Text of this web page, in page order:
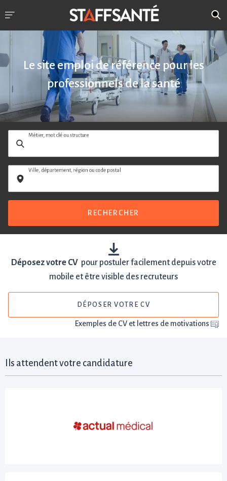
Le site emploi de référence pour les
professionnels de la santé
Métier, mot clé ou structure
Ville, département, région ou code postal
RECHERCHER
Déposez votre CVpour postuler facilement depuis votre
mobile et être visible des recruteurs
DÉPOSER VOTRE CV
Exemples de CV et lettres de motivations
Ils attendent votre candidature